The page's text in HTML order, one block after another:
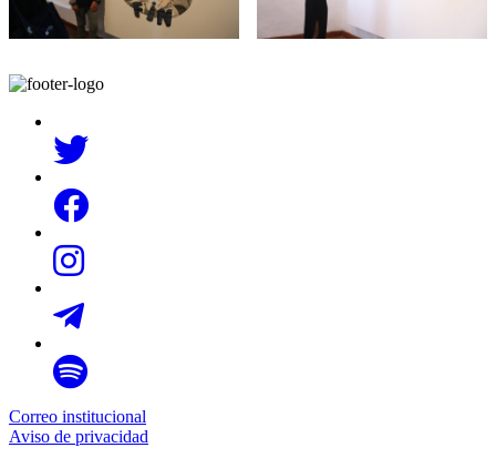
Correo institucional
Aviso de privacidad